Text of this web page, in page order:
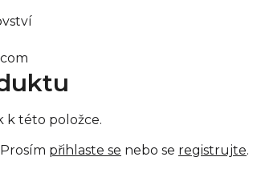
k této položce.
přihlaste se nebo se registrujte.